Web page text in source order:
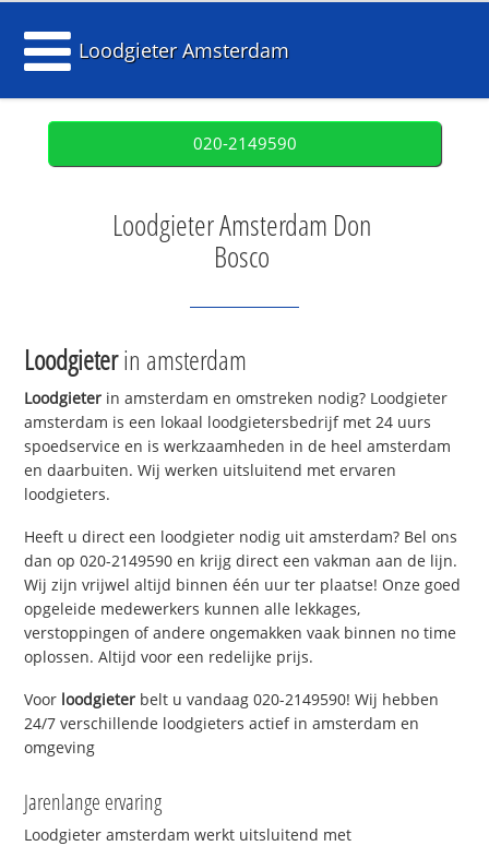
Loodgieter Amsterdam
020-2149590
Loodgieter Amsterdam Don
Bosco
Loodgieterin amsterdam
Loodgieter in amsterdam en omstreken nodig? Loodgieter
amsterdam is een lokaal loodgietersbedrijf met 24 uurs
spoedservice en is werkzaamheden in de heel amsterdam
en daarbuiten. Wij werken uitsluitend met ervaren
loodgieters.
Heeft u direct een loodgieter nodig uit amsterdam? Bel ons
dan op 020-2149590 en krijg direct een vakman aan de lijn.
Wij zijn vrijwel altijd binnen één uur ter plaatse! Onze goed
opgeleide medewerkers kunnen alle lekkages,
verstoppingen of andere ongemakken vaak binnen no time
oplossen. Altijd voor een redelijke prijs.
Voor loodgieter belt u vandaag 020-2149590! Wij hebben
24/7 verschillende loodgieters actief in amsterdam en
omgeving
Jarenlange ervaring
Loodgieter amsterdam werkt uitsluitend met